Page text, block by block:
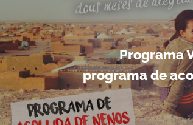
Programa
programa de